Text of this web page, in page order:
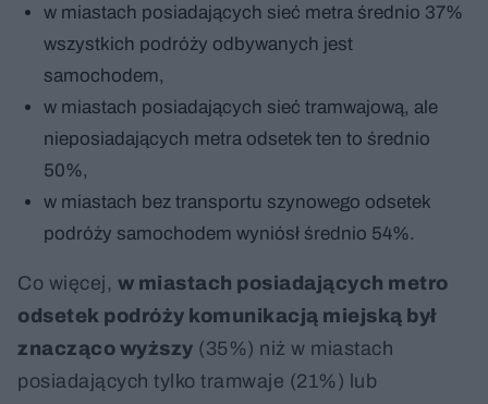
w miastach posiadających sieć metra średnio 37%
wszystkich podróży odbywanych jest
samochodem,
w miastach posiadających sieć tramwajową, ale
nieposiadających metra odsetek ten to średnio
50%,
w miastach bez transportu szynowego odsetek
podróży samochodem wyniósł średnio 54%.
Co więcej, w miastach posiadających metro
odsetek podróży komunikacją miejską był
znacząco wyższy (35%) niż w miastach
posiadających tylko tramwaje (21%) lub